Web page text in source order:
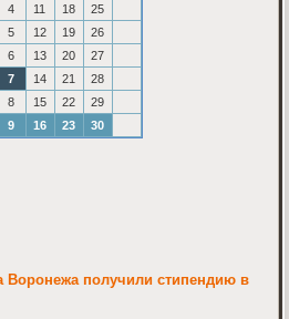
4 11 18
25
5 12 19
26
6 13 20
27
7 14 21
28
8 15 22
29
9 16 23 30
Воронежа получили стипендию в